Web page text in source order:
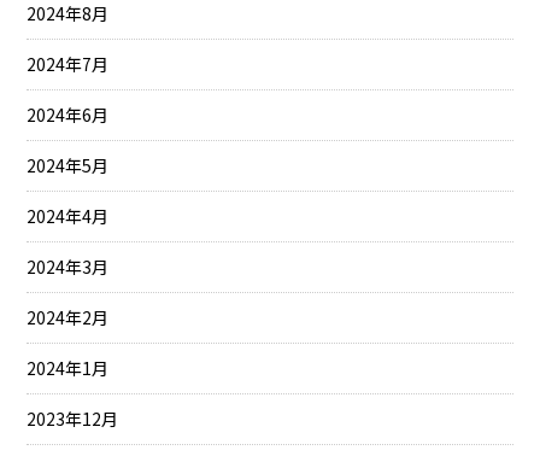
2024年8月
2024年7月
2024年6月
2024年5月
2024年4月
2024年3月
2024年2月
2024年1月
2023年12月